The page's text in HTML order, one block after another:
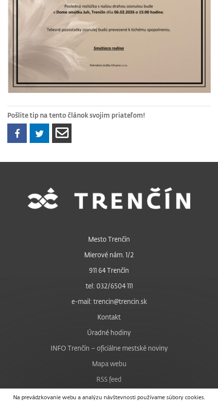
Pošlite tip na tento článok svojim priateľom!
Na prevádzkovanie webu a analýzu návštevnosti používame súbory cookies.
Mesto Trenčín
Mierové nám. 1/2
911 64 Trenčín
tel: 032/6504 111
e-mail: trencin@trencin.sk
Kontakt
Úradné hodiny
INFO Trenčín – oficiálne mestské noviny
Mapa webu
RSS feed
Nastavenie cookies